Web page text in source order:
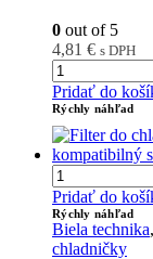
0 out of 5
4,81 € s DPH
Pridať do
Rýchly náhľad
Pridať do
Rýchly náhľad
Biela technika,
chladničky